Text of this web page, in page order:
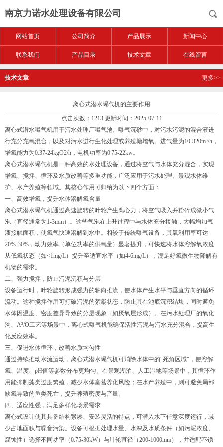
南京力诺水处理设备有限公司
网站首页 公司简介 产品展示 新闻中心
联系我们 产品目录 技术文章 在线留言
技术文章 更多>>
离心式潜水曝气机的主要作用
点击次数：1213 更新时间：2025-07-11
离心式潜水曝气机用于污水处理厂曝气池、曝气沉砂中，对污水污泥的混合液进
行充分充氧混合，以及对污水进行生化处理或养殖塘增氧。进气量为10-320m³/h，
增氧能力为0.37-24kgO2/h，电机功率为0.75-22kw。
离心式潜水曝气机是一种高效的水处理设备，通过将空气与水体充分混合，实现
增氧、搅拌、循环及水质改善等多重功能，广泛应用于污水处理、景观水体维
护、水产养殖等领域。其核心作用可归纳为以下四个方面：
一、高效增氧，提升水体溶解氧含量
离心式潜水曝气机通过高速旋转的叶轮产生离心力，将空气吸入并粉碎成微小气
泡（直径通常为1-3mm）。这些气泡在上升过程中与水体充分接触，大幅增加气
液接触面积，使氧气快速溶解到水中。相较于传统曝气设备，其氧利用率可达
20%-30%，动力效率（单位功率的供氧量）显著提升，可快速将水体溶解氧浓度
从低氧状态（如<1mg/L）提升至适宜水平（如4-6mg/L），满足好氧微生物降解有
机物的需求。
二、强力搅拌，防止污泥沉积与分层
设备运行时，叶轮旋转形成强力的轴向推流，使水体产生水平与垂直方向的循环
流动。这种搅拌作用可打破污泥的絮凝状态，防止其在池底沉积结块，同时避免
水体因温度、密度差异导致的分层现象（如厌氧层形成）。在污水处理厂的氧化
沟、A²/O工艺等场景中，离心式曝气机能确保活性污泥与污水充分混合，提高生
化反应效率。
三、促进水体循环，改善水质均匀性
通过持续推动水流运动，离心式潜水曝气机可消除水体中的“死角区域"，使溶解
氧、温度、pH值等参数分布更均匀。在景观湖泊、人工湿地等场景中，其循环作
用能抑制藻类过度繁殖，减少水体富营养化风险；在水产养殖中，则可避免局部
缺氧导致的鱼类死亡，提升养殖密度与产量。
四、适应性强，满足多样化场景需求
离心式设计使其具备结构紧凑、安装灵活的特点，可潜入水下任意深度运行，减
少占地面积与噪音污染。设备可根据处理水量、水深及水质条件（如污泥浓度、
腐蚀性）选择不同功率（0.75-30kW）与叶轮直径（200-1000mm），并适配不锈